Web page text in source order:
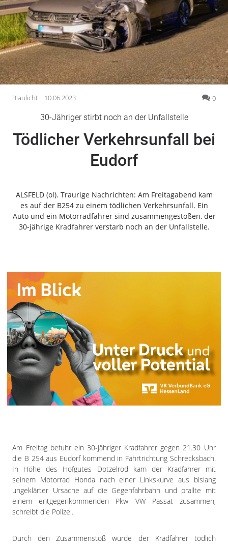
Gesundheit
Kultur
Lifestyle
Wirtschaft
Vogelsberg
Alsfeld
Romrod
Schlitz
Antrifttal
Feldatal
Grebenhain
Herbstein
Kirtorf
Lautertal
Mücke
Schwalmtal
Ulrichstein
Wartenberg
Schwalm
Impressum
Datenschutzerklärung
Blaulicht 10.06.2023 0
30-Jähriger stirbt noch an der Unfallstelle
Tödlicher Verkehrsunfall bei
Eudorf
ALSFELD (ol). Traurige Nachrichten: Am Freitagabend kam
es auf der B254 zu einem tödlichen Verkehrsunfall. Ein
Auto und ein Motorradfahrer sind zusammengestoßen, der
30-jährige Kradfahrer verstarb noch an der Unfallstelle.
Am Freitag befuhr ein 30-jähriger Kradfahrer gegen 21.30 Uhr
die B 254 aus Eudorf kommend in Fahrtrichtung Schrecksbach.
In Höhe des Hofgutes Dotzelrod kam der Kradfahrer mit
seinem Motorrad Honda nach einer Linkskurve aus bislang
ungeklärter Ursache auf die Gegenfahrbahn und prallte mit
einem entgegenkommenden Pkw VW Passat zusammen,
schreibt die Polizei.
Durch den Zusammenstoß wurde der Kradfahrer tödlich